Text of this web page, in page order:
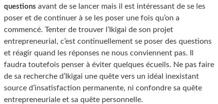
questions avant de se lancer mais il est intéressant de se les
poser et de continuer à se les poser une fois qu’on a
commencé. Tenter de trouver l’Ikigai de son projet
entrepreneurial, c’est continuellement se poser des questions
et réagir quand les réponses ne nous conviennent pas. Il
faudra toutefois penser à éviter quelques écueils. Ne pas faire
de sa recherche d’Ikigai une quête vers un idéal inexistant
source d’insatisfaction permanente, ni confondre sa quête
entrepreneuriale et sa quête personnelle.